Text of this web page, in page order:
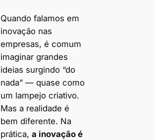
Quando falamos em
inovação nas
empresas, é comum
imaginar grandes
ideias surgindo “do
nada” — quase como
um lampejo criativo.
Mas a realidade é
bem diferente. Na
prática, a inovação é